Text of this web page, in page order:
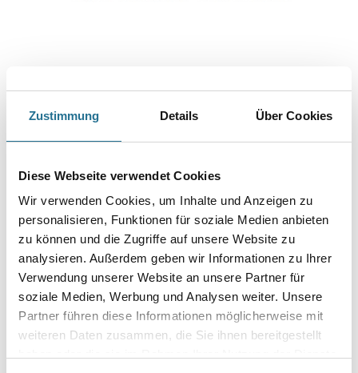
Zustimmung Details Über Cookies
Diese Webseite verwendet Cookies
Wir verwenden Cookies, um Inhalte und Anzeigen zu
personalisieren, Funktionen für soziale Medien anbieten
zu können und die Zugriffe auf unsere Website zu
analysieren. Außerdem geben wir Informationen zu Ihrer
Verwendung unserer Website an unsere Partner für
soziale Medien, Werbung und Analysen weiter. Unsere
Partner führen diese Informationen möglicherweise mit
weiteren Daten zusammen, die Sie ihnen bereitgestellt
Bitte einloggen, um Preise zu sehen
Art-Nr.:1065-000184
Umrechnungsfaktoren